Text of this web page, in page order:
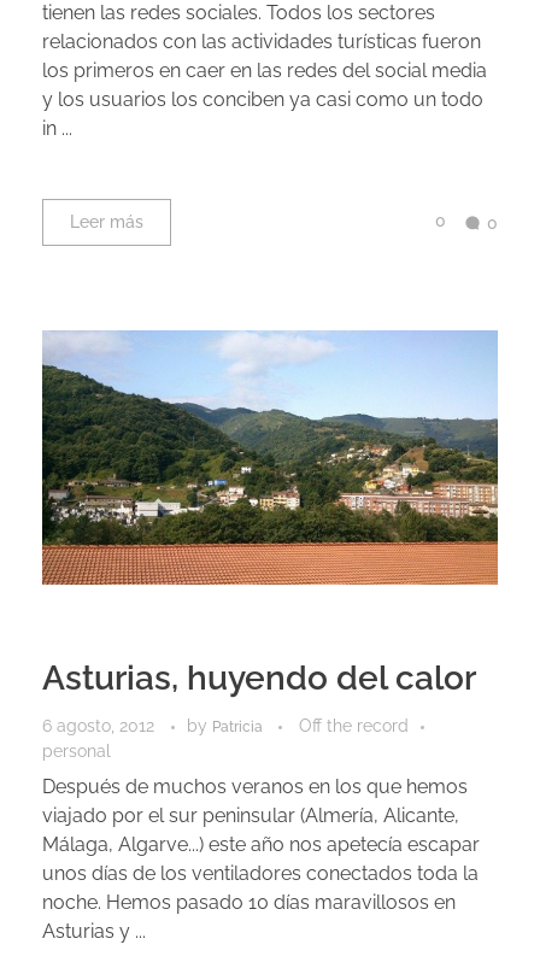
tienen las redes sociales. Todos los sectores
relacionados con las actividades turísticas fueron
los primeros en caer en las redes del social media
y los usuarios los conciben ya casi como un todo
in ...
Leer más 0 0
Asturias, huyendo del calor
6 agosto, 2012 by Patricia
Off the record
personal
Después de muchos veranos en los que hemos
viajado por el sur peninsular (Almería, Alicante,
Málaga, Algarve...) este año nos apetecía escapar
unos días de los ventiladores conectados toda la
noche. Hemos pasado 10 días maravillosos en
Asturias y ...